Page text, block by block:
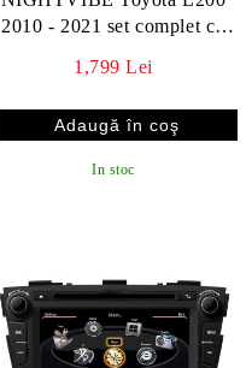
2010 - 2021 set complet cu
sistem original
1,799 Lei
In stoc